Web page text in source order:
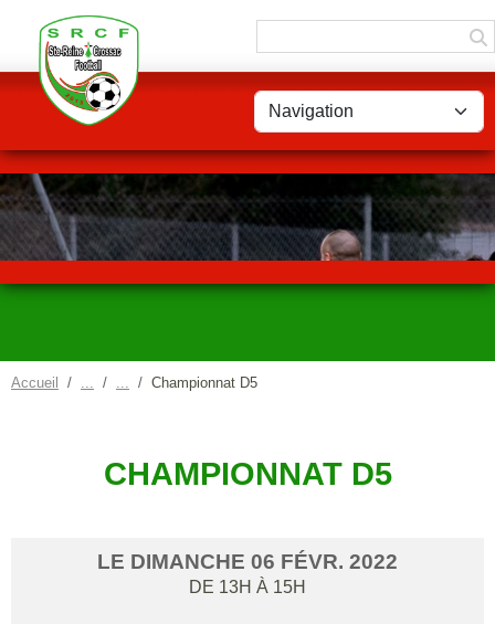
Accueil Championnat D5
CHAMPIONNAT D5
LE DIMANCHE 06 FÉVR. 2022
DE 13H À 15H
Panneau de gestion des cookies